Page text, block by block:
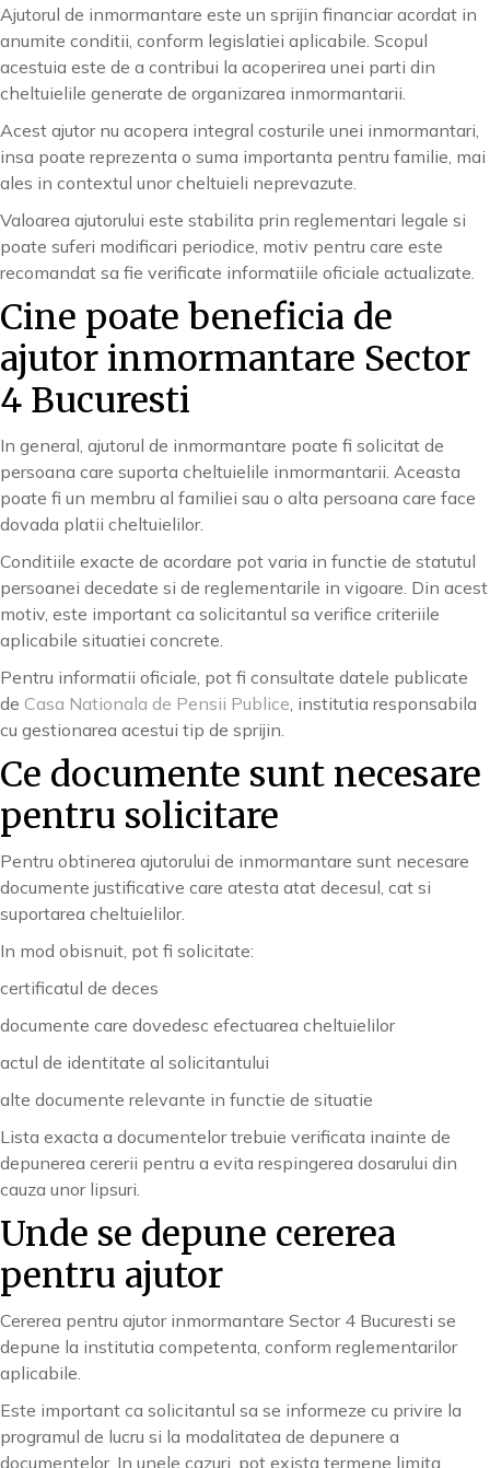
Ajutorul de inmormantare este un sprijin financiar acordat in
anumite conditii, conform legislatiei aplicabile. Scopul
acestuia este de a contribui la acoperirea unei parti din
cheltuielile generate de organizarea inmormantarii.
Acest ajutor nu acopera integral costurile unei inmormantari,
insa poate reprezenta o suma importanta pentru familie, mai
ales in contextul unor cheltuieli neprevazute.
Valoarea ajutorului este stabilita prin reglementari legale si
poate suferi modificari periodice, motiv pentru care este
recomandat sa fie verificate informatiile oficiale actualizate.
Cine poate beneficia de
ajutor inmormantare Sector
4 Bucuresti
In general, ajutorul de inmormantare poate fi solicitat de
persoana care suporta cheltuielile inmormantarii. Aceasta
poate fi un membru al familiei sau o alta persoana care face
dovada platii cheltuielilor.
Conditiile exacte de acordare pot varia in functie de statutul
persoanei decedate si de reglementarile in vigoare. Din acest
motiv, este important ca solicitantul sa verifice criteriile
aplicabile situatiei concrete.
Pentru informatii oficiale, pot fi consultate datele publicate
de Casa Nationala de Pensii Publice, institutia responsabila
cu gestionarea acestui tip de sprijin.
Ce documente sunt necesare
pentru solicitare
Pentru obtinerea ajutorului de inmormantare sunt necesare
documente justificative care atesta atat decesul, cat si
suportarea cheltuielilor.
In mod obisnuit, pot fi solicitate:
certificatul de deces
documente care dovedesc efectuarea cheltuielilor
actul de identitate al solicitantului
alte documente relevante in functie de situatie
Lista exacta a documentelor trebuie verificata inainte de
depunerea cererii pentru a evita respingerea dosarului din
cauza unor lipsuri.
Unde se depune cererea
pentru ajutor
Cererea pentru ajutor inmormantare Sector 4 Bucuresti se
depune la institutia competenta, conform reglementarilor
aplicabile.
Este important ca solicitantul sa se informeze cu privire la
programul de lucru si la modalitatea de depunere a
documentelor. In unele cazuri, pot exista termene limita